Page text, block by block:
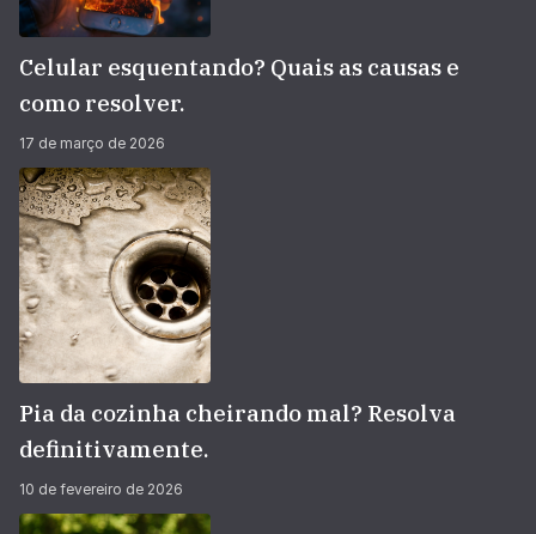
Celular esquentando? Quais as causas e
como resolver.
17 de março de 2026
Pia da cozinha cheirando mal? Resolva
definitivamente.
10 de fevereiro de 2026